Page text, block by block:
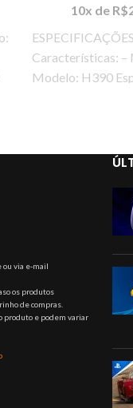
10x de R$
Características: –
Modelo: H390
ou via e-mail
os produtos
de compras.
produto e podem variar